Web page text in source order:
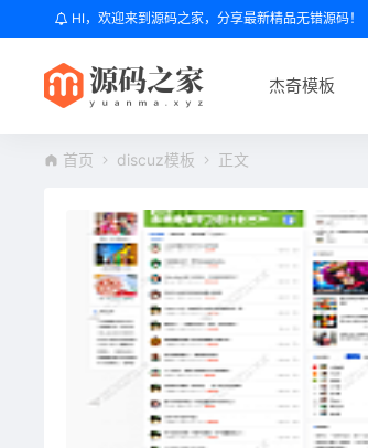
HI，欢迎来到源码之家，分享最新精品无错源码！
杰奇模板
首页 discuz模板 正文